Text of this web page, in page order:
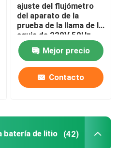
batería de litio
llevado
de la prueba
ajuste del flujómetro
del aparato de la
prueba de la llama de la
aguja de 220V 50Hz
Ф0.9mm
Mejor precio
Contacto
batería de litio (42)